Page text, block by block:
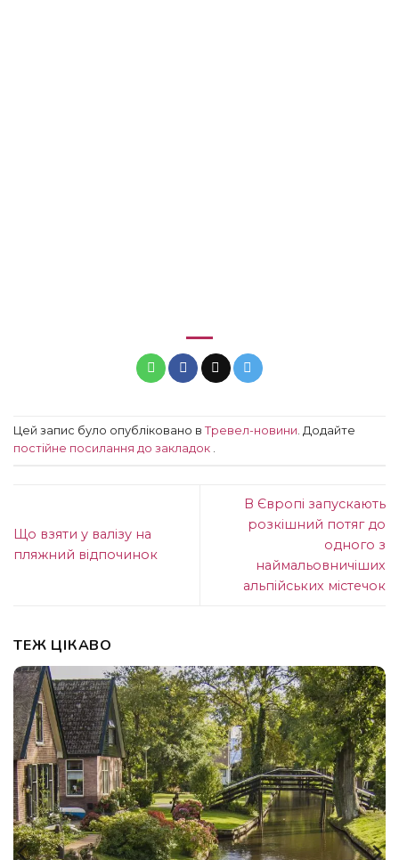
Цей запис було опубліковано в Тревел-новини. Додайте
постійне посилання до закладок .
Що взяти у валізу на
пляжний відпочинок
В Європі запускають
розкішний потяг до
одного з
наймальовничіших
альпійських містечок
ТЕЖ ЦІКАВО